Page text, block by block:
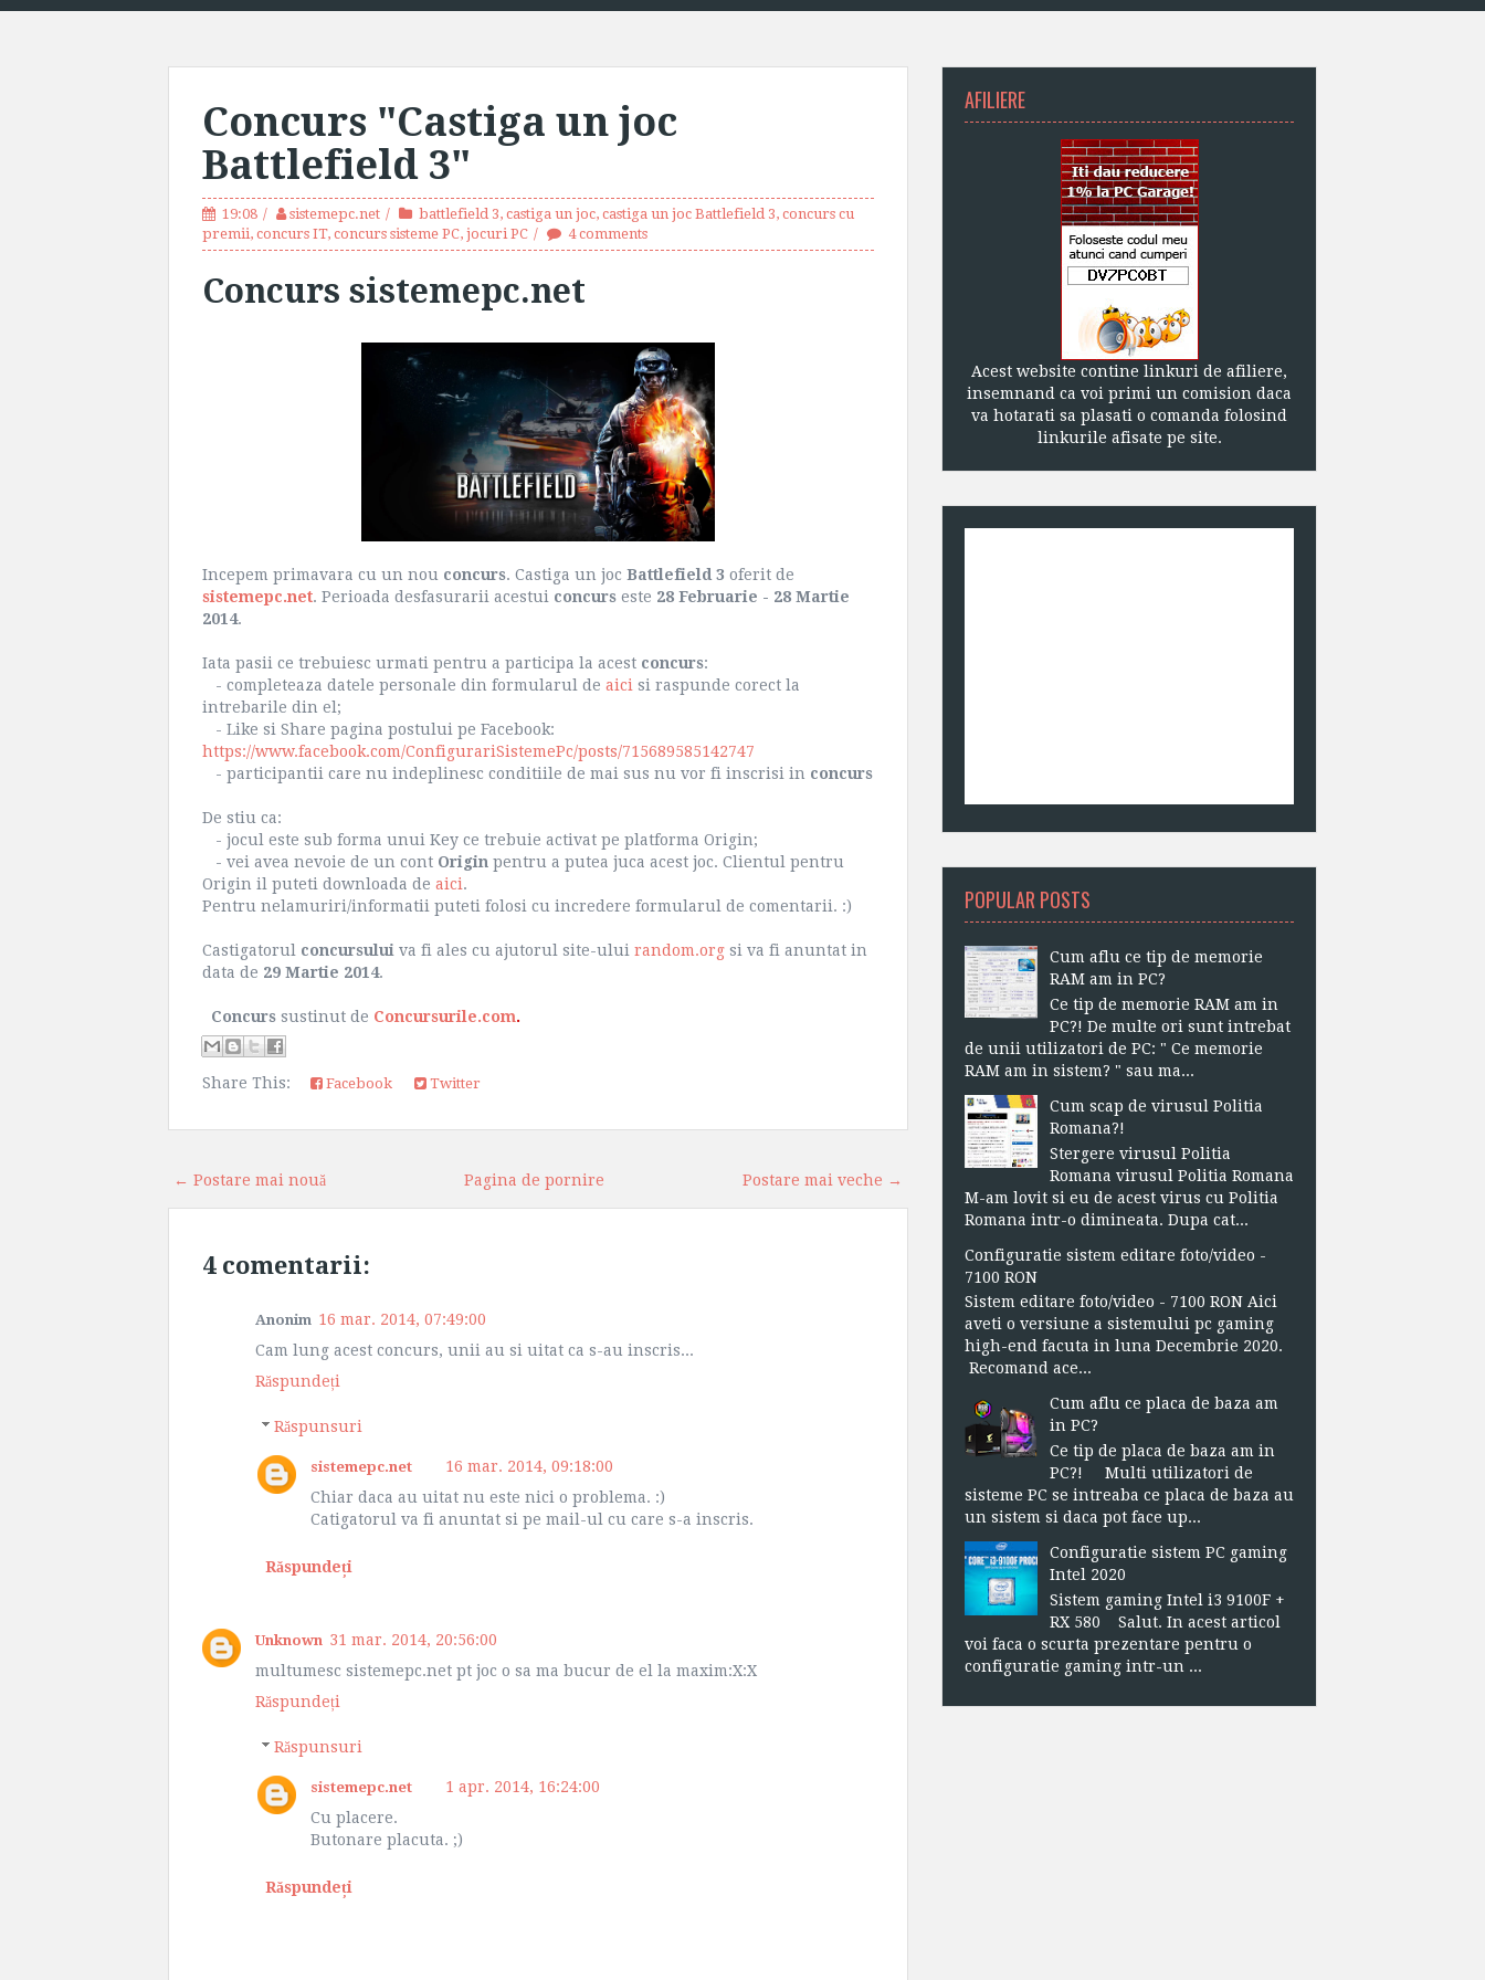
Concurs "Castiga un joc
Battlefield 3"
19:08 sistemepc.net battlefield 3, castiga un joc, castiga un joc Battlefield 3, concurs cu
premii, concurs IT, concurs sisteme PC, jocuri PC 4 comments
Concurs sistemepc.net
Incepem primavara cu un nou concurs. Castiga un joc Battlefield 3 oferit de
sistemepc.net. Perioada desfasurarii acestui concurs este 28 Februarie - 28 Martie
2014.
Iata pasii ce trebuiesc urmati pentru a participa la acest concurs:
- completeaza datele personale din formularul de aici si raspunde corect la
intrebarile din el;
- Like si Share pagina postului pe Facebook:
https://www.facebook.com/ConfigurariSistemePc/posts/715689585142747
- participantii care nu indeplinesc conditiile de mai sus nu vor fi inscrisi in concurs
De stiu ca:
- jocul este sub forma unui Key ce trebuie activat pe platforma Origin;
- vei avea nevoie de un cont Origin pentru a putea juca acest joc. Clientul pentru
Origin il puteti downloada de aici.
Pentru nelamuriri/informatii puteti folosi cu incredere formularul de comentarii. :)
Castigatorul concursului va fi ales cu ajutorul site-ului random.org si va fi anuntat in
data de 29 Martie 2014.
Concurs sustinut de Concursurile.com.
Share This: Facebook Twitter
← Postare mai nouă Postare mai veche →
Pagina de pornire
4 comentarii:
Anonim 16 mar. 2014, 07:49:00
Cam lung acest concurs, unii au si uitat ca s-au inscris...
Răspundeți
Răspunsuri
sistemepc.net
16 mar. 2014, 09:18:00
Chiar daca au uitat nu este nici o problema. :)
Catigatorul va fi anuntat si pe mail-ul cu care s-a inscris.
Răspundeți
Unknown 31 mar. 2014, 20:56:00
multumesc sistemepc.net pt joc o sa ma bucur de el la maxim:X:X
Răspundeți
Răspunsuri
sistemepc.net
1 apr. 2014, 16:24:00
Cu placere.
Butonare placuta. ;)
Răspundeți
AFILIERE
Acest website contine linkuri de afiliere,
insemnand ca voi primi un comision daca
va hotarati sa plasati o comanda folosind
linkurile afisate pe site.
POPULAR POSTS
Cum aflu ce tip de memorie
RAM am in PC?
Ce tip de memorie RAM am in
PC?! De multe ori sunt intrebat
de unii utilizatori de PC: " Ce memorie
RAM am in sistem? " sau ma...
Cum scap de virusul Politia
Romana?!
Stergere virusul Politia
Romana virusul Politia Romana
M-am lovit si eu de acest virus cu Politia
Romana intr-o dimineata. Dupa cat...
Configuratie sistem editare foto/video -
7100 RON
Sistem editare foto/video - 7100 RON Aici
aveti o versiune a sistemului pc gaming
high-end facuta in luna Decembrie 2020.
Recomand ace...
Cum aflu ce placa de baza am
in PC?
Ce tip de placa de baza am in
PC?! Multi utilizatori de
sisteme PC se intreaba ce placa de baza au
un sistem si daca pot face up...
Configuratie sistem PC gaming
Intel 2020
Sistem gaming Intel i3 9100F +
RX 580 Salut. In acest articol
voi faca o scurta prezentare pentru o
configuratie gaming intr-un ...